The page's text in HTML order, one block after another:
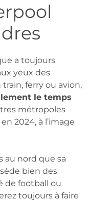
a toujours
yeux des
ferry ou avion,
le temps
métropoles
2024, à l’image
au nord que sa
bien des
de football ou
toujours à faire